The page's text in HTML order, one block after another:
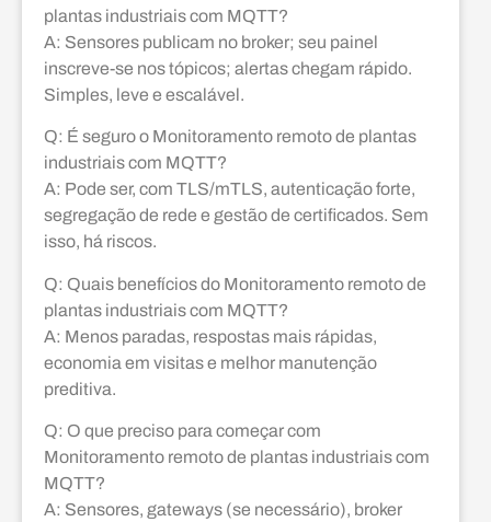
plantas industriais com MQTT?
A: Sensores publicam no broker; seu painel
inscreve-se nos tópicos; alertas chegam rápido.
Simples, leve e escalável.
Q: É seguro o Monitoramento remoto de plantas
industriais com MQTT?
A: Pode ser, com TLS/mTLS, autenticação forte,
segregação de rede e gestão de certificados. Sem
isso, há riscos.
Q: Quais benefícios do Monitoramento remoto de
plantas industriais com MQTT?
A: Menos paradas, respostas mais rápidas,
economia em visitas e melhor manutenção
preditiva.
Q: O que preciso para começar com
Monitoramento remoto de plantas industriais com
MQTT?
A: Sensores, gateways (se necessário), broker